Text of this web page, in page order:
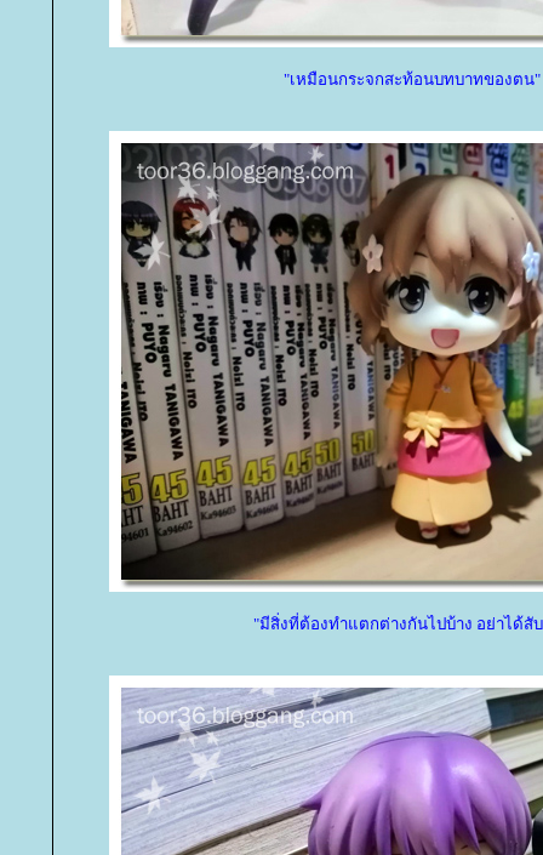
"เหมือนกระจกสะท้อนบทบาทของตน"
"มีสิ่งที่ต้องทำแตกต่างกันไปบ้าง อย่าได้สั